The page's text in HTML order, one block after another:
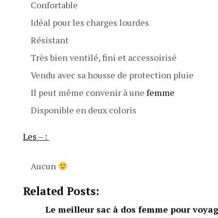
Confortable
Idéal pour les charges lourdes
Résistant
Très bien ventilé, fini et accessoirisé
Vendu avec sa housse de protection pluie
Il peut même convenir à une femme
Disponible en deux coloris
Les – :
Aucun
Related Posts:
Le meilleur sac à dos femme pour